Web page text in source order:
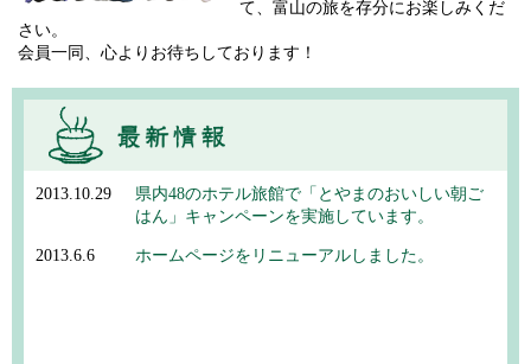
て、富山の旅を存分にお楽しみくだ
さい。
会員一同、心よりお待ちしております！
2013.10.29
県内48のホテル旅館で「とやまのおいしい朝ご
はん」キャンペーンを実施しています。
2013.6.6 ホームページをリニューアルしました。